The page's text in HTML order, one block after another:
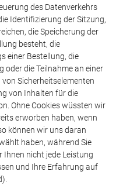
des Datenverkehrs
Identifizierung der Sitzung,
die Speicherung der
besteht, die
einer Bestellung, die
oder die Teilnahme an einer
Sicherheitselementen
von Inhalten für die
Ohne Cookies wüssten wir
erworben haben, wenn
können wir uns daran
haben, während Sie
Ihnen nicht jede Leistung
und Ihre Erfahrung auf